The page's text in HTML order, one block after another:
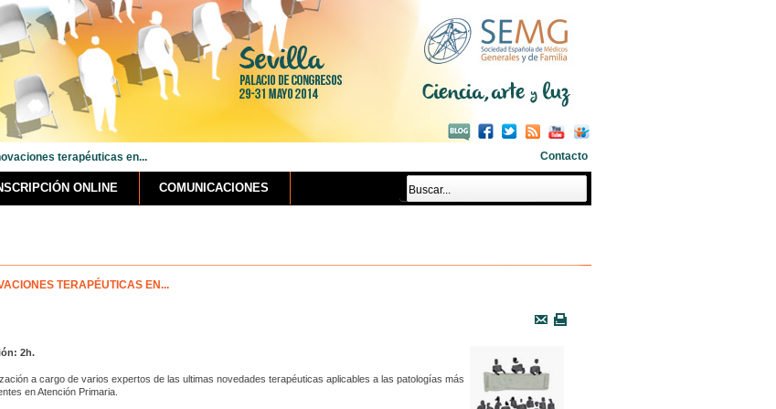
terapéuticas en... Contacto
ONLINE COMUNICACIONES
TERAPÉUTICAS EN...
2h.
a cargo de varios expertos de las ultimas novedades terapéuticas aplicables a las patologías más
en Atención Primaria.